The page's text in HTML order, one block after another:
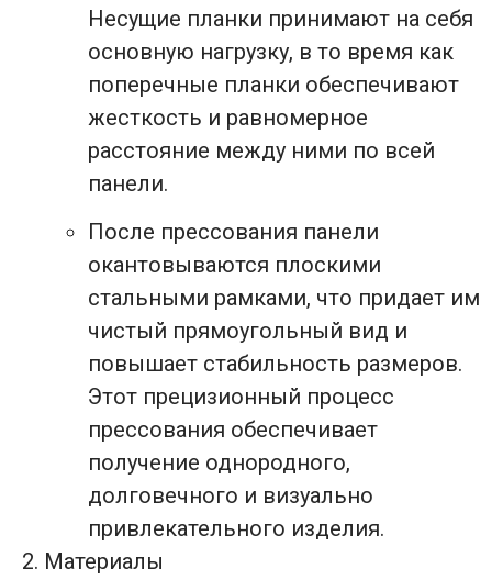
Несущие планки принимают на себя
основную нагрузку, в то время как
поперечные планки обеспечивают
жесткость и равномерное
расстояние между ними по всей
панели.
После прессования панели
окантовываются плоскими
стальными рамками, что придает им
чистый прямоугольный вид и
повышает стабильность размеров.
Этот прецизионный процесс
прессования обеспечивает
получение однородного,
долговечного и визуально
привлекательного изделия.
Материалы